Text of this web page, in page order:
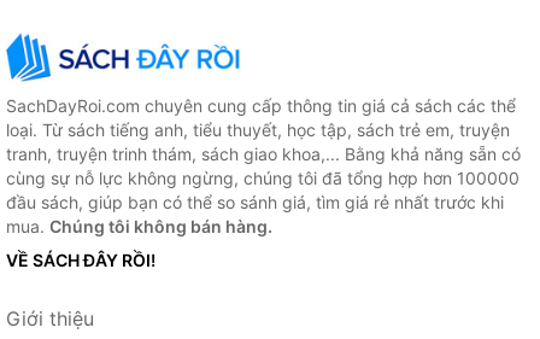
SachDayRoi.com chuyên cung cấp thông tin giá cả sách các thể
loại. Từ sách tiếng anh, tiểu thuyết, học tập, sách trẻ em, truyện
tranh, truyện trinh thám, sách giao khoa,... Bằng khả năng sẵn có
cùng sự nỗ lực không ngừng, chúng tôi đã tổng hợp hơn 100000
đầu sách, giúp bạn có thể so sánh giá, tìm giá rẻ nhất trước khi
mua. Chúng tôi không bán hàng.
VỀ SÁCH ĐÂY RỒI!
Giới thiệu